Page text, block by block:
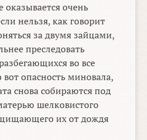
оказывается очень
нельзя, как говорит
за двумя зайцами,
преследовать
во все
опасность миновала,
снова собираются под
шелковистого
их от дождя